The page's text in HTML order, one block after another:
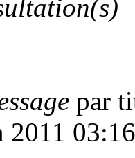
par
2011 03:16